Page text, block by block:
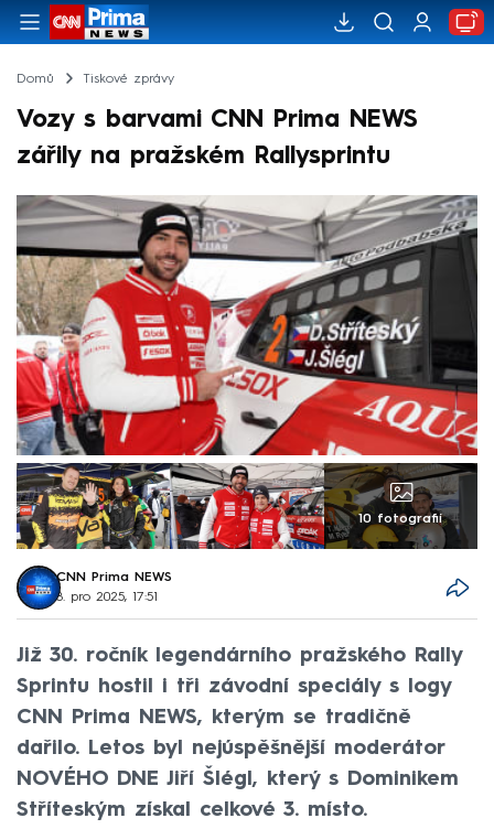
Domů Tiskové zprávy
Vozy s barvami CNN Prima NEWS
zářily na pražském Rallysprintu
10 fotografií
CNN Prima NEWS
8. pro 2025, 17:51
Již 30. ročník legendárního pražského Rally
Sprintu hostil i tři závodní speciály s logy
CNN Prima NEWS, kterým se tradičně
dařilo. Letos byl nejúspěšnější moderátor
NOVÉHO DNE Jiří Šlégl, který s Dominikem
Stříteským získal celkové 3. místo.